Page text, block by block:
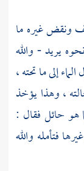
ونقض غيره ما
يريد - والله
إلى ما تحته ،
، وهذا يؤخذ
هو حائل فقال :
فتأمله والله